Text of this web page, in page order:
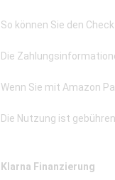
So können Sie den
Die
Wenn Sie mit Amazon
Die Nutzung ist
Klarna Finanzierung